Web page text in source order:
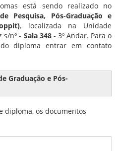
está sendo realizado no
Pesquisa, Pós-Graduação e
, localizada na Unidade
s/nº - Sala 348- 3º Andar. Para o
diploma entrar em contato
Graduação e Pós-
diploma, os documentos